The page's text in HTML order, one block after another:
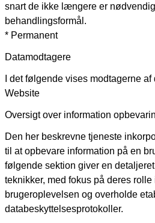
snart de ikke længere er
behandlingsformål.
* Permanent
Datamodtagere
I det følgende vises modtagerne
Website
Oversigt over information
Den her beskrevne tjeneste
til at opbevare information på en
følgende sektion giver en
teknikker, med fokus på deres rolle
brugeroplevelsen og overholde
databeskyttelsesprotokoller.